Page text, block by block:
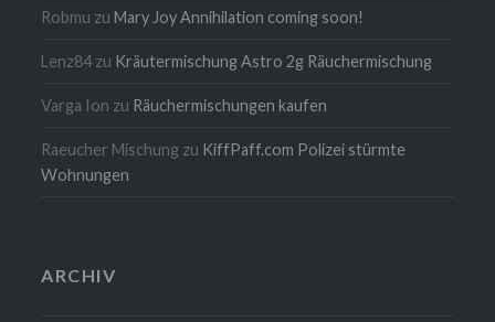
Robmu zuMary Joy Annihilation coming soon!
Lenz84zu Kräutermischung Astro 2g Räuchermischung
Varga Ion zu Räuchermischungen kaufen
Raeucher Mischung zu KiffPaff.com Polizei stürmte
Wohnungen
ARCHIV